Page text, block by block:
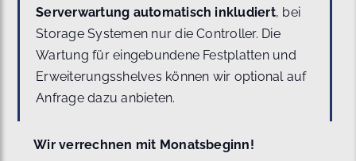
Serverwartung automatisch inkludiert, bei
Storage Systemen nur die Controller. Die
Wartung für eingebundene Festplatten und
Erweiterungsshelves können wir optional auf
Anfrage dazu anbieten.
Wir verrechnen mit Monatsbeginn!